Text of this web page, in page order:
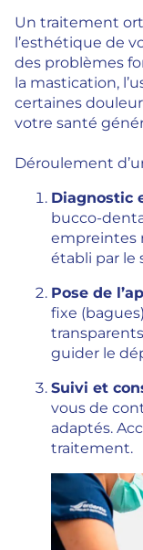
Un traitement
l’esthétique de
des problèmes
la mastication,
certaines
votre santé
Déroulement
Diagnostic
bucco-
empreintes
établi par le
Pose de
fixe
guider le
Suivi et
vous de
adaptés.
traitement.